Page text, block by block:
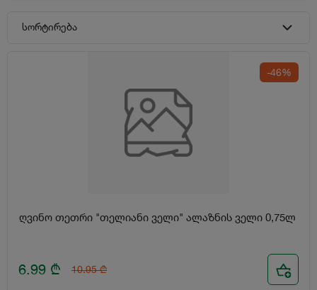
სორტირება
-46%
ღვინო თეთრი "თელიანი ველი" ალაზნის ველი 0,75ლ
6.99 ₾ 10.95 ₾